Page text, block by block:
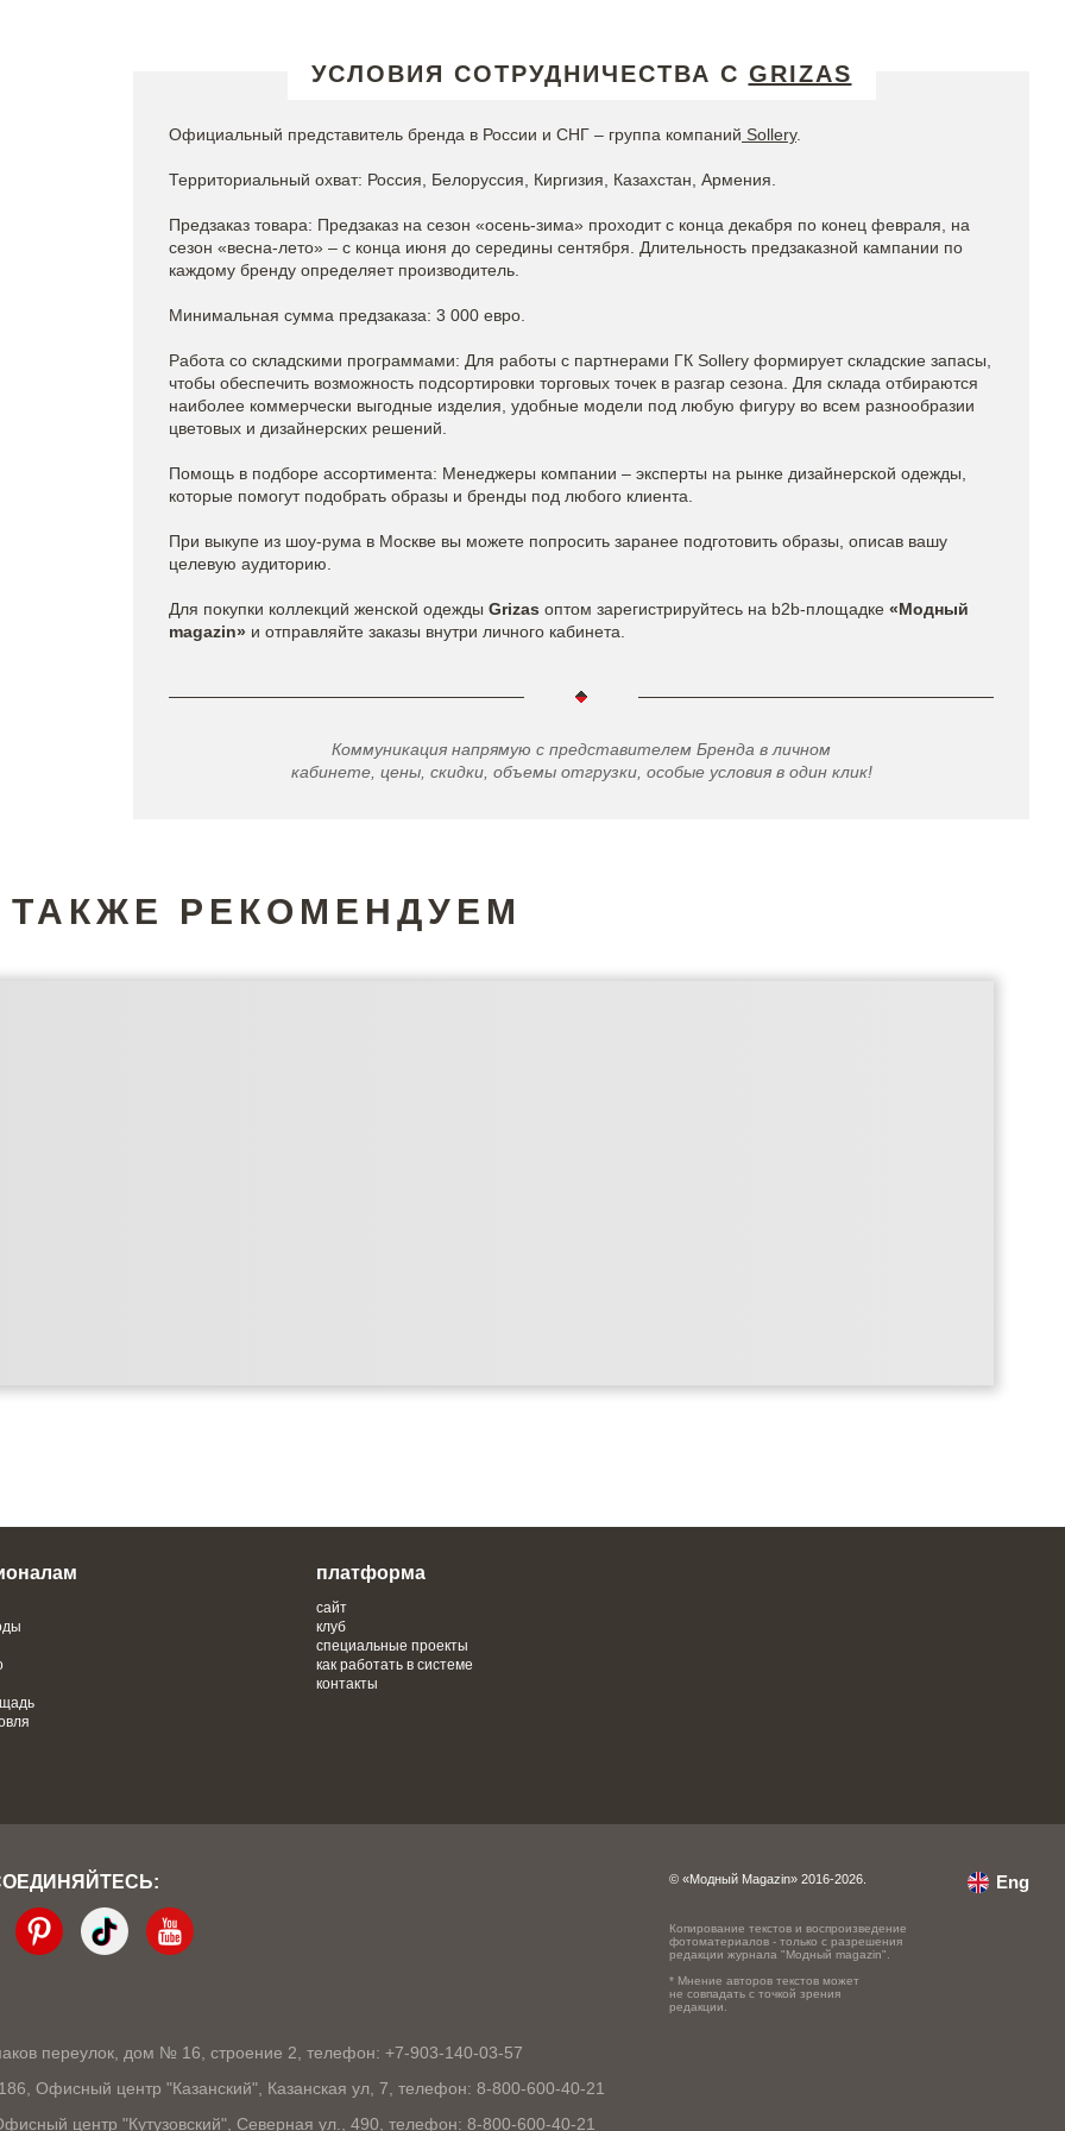
УСЛОВИЯ СОТРУДНИЧЕСТВА С GRIZAS
Официальный представитель бренда в России и СНГ – группа компаний Sollery.
Территориальный охват: Россия, Белоруссия, Киргизия, Казахстан, Армения.
Предзаказ товара: Предзаказ на сезон «осень-зима» проходит с конца декабря по конец февраля, на
сезон «весна-лето» – с конца июня до середины сентября. Длительность предзаказной кампании по
каждому бренду определяет производитель.
Минимальная сумма предзаказа: 3 000 евро.
Работа со складскими программами: Для работы с партнерами ГК Sollery формирует складские запасы,
чтобы обеспечить возможность подсортировки торговых точек в разгар сезона. Для склада отбираются
наиболее коммерчески выгодные изделия, удобные модели под любую фигуру во всем разнообразии
цветовых и дизайнерских решений.
Помощь в подборе ассортимента: Менеджеры компании – эксперты на рынке дизайнерской одежды,
которые помогут подобрать образы и бренды под любого клиента.
При выкупе из шоу-рума в Москве вы можете попросить заранее подготовить образы, описав вашу
целевую аудиторию.
Для покупки коллекций женской одежды Grizas​ оптом зарегистрируйтесь на b2b-площадке «Модный
magazin» и отправляйте заказы внутри личного кабинета.
Коммуникация напрямую с представителем Бренда в личном
кабинете, цены, скидки, объемы отгрузки, особые условия в один клик!
ТАКЖЕ РЕКОМЕНДУЕМ
платформа
сайт
клуб
специальные проекты
как работать в системе
контакты
переулок, дом № 16, строение 2, телефон: +7-903-140-03-57
Офисный центр "Казанский", Казанская ул, 7, телефон: 8-800-600-40-21
центр "Кутузовский", Северная ул., 490, телефон: 8-800-600-40-21
© «Модный Magazin» 2016-2026.
Копирование текстов и воспроизведение
фотоматериалов - только с разрешения
редакции журнала "Модный magazin".
* Мнение авторов текстов может
не совпадать с точкой зрения
редакции.
Eng